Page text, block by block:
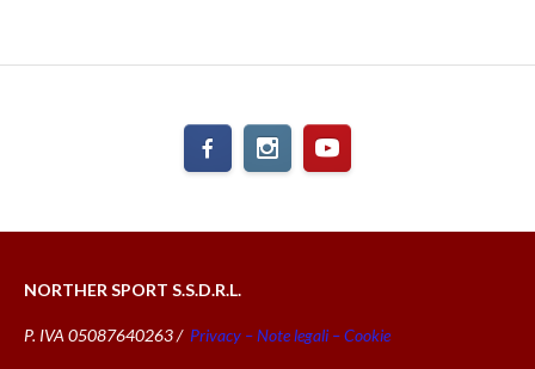
NORTHER SPORT S.S.D.R.L.
P. IVA 05087640263 / Privacy – Note legali – Cookie